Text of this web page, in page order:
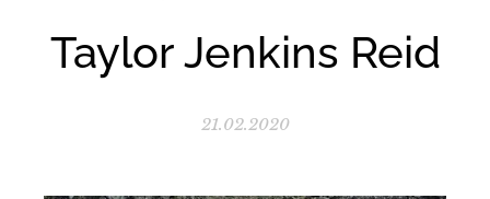
Taylor Jenkins Reid
21.02.2020